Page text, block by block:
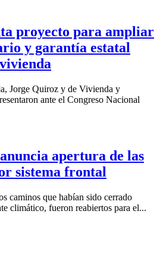
proyecto para ampliar
y garantía estatal
Jorge Quiroz y de Vivienda y
ante el Congreso Nacional
apertura de las
sistema frontal
caminos que habían sido cerrado
climático, fueron reabiertos para el...